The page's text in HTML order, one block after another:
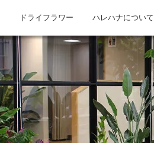
ドライフラワー ハレハナについて